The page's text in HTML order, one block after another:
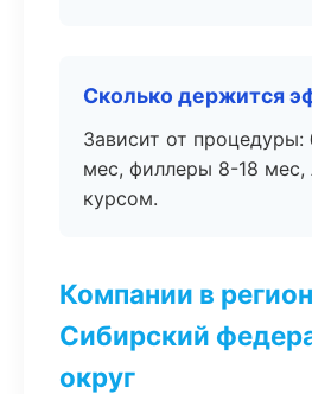
Сколько держится
Зависит от процедуры:
мес, филлеры 8-18
курсом.
Компании в
Сибирский
округ